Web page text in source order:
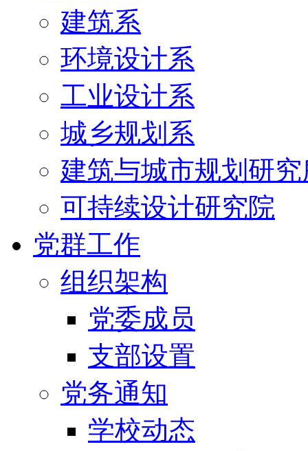
建筑系
环境设计系
工业设计系
城乡规划系
建筑与城市规划研究
可持续设计研究院
党群工作
组织架构
党委成员
支部设置
党务通知
学校动态